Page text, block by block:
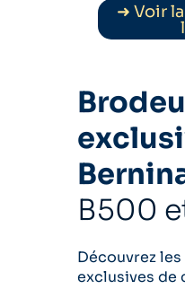
➜ Voir
B500
Découvrez
exclusives de